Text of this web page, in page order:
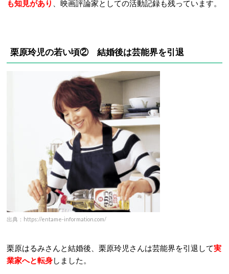
も知見があり
、映画評論家としての活動記録も残っています。
栗原玲児の若い頃② 結婚後は芸能界を引退
出典：https://entame-information.com/
栗原はるみさんと結婚後、栗原玲児さんは芸能界を引退して実
業家へと転身しました。